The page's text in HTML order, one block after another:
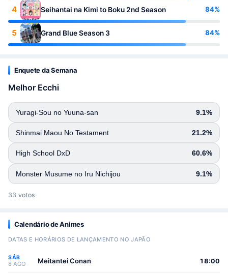
4 Seihantai na Kimi to Boku 2nd Season 84%
5 Grand Blue Season 3 84%
Enquete da Semana
Melhor Ecchi
Yuragi-Sou no Yuuna-san 9.1%
Shinmai Maou No Testament 21.2%
High School DxD 60.6%
Monster Musume no Iru Nichijou 9.1%
33 votos
Calendário de Animes
DATAS E HORÁRIOS DE LANÇAMENTO NO JAPÃO
SÁB
8 AGO Meitantei Conan 18:00